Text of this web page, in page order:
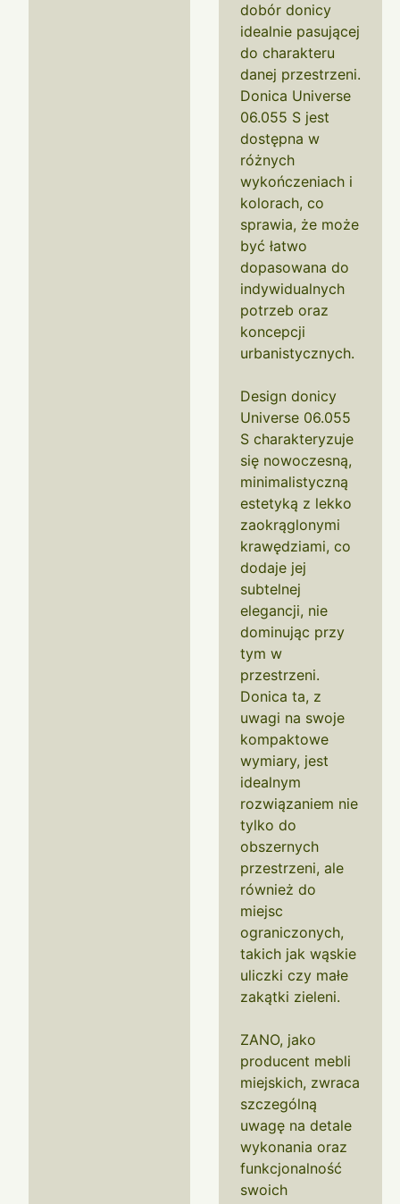
dobór donicy
idealnie pasującej
do charakteru
danej przestrzeni.
Donica Universe
06.055 S jest
dostępna w
różnych
wykończeniach i
kolorach, co
sprawia, że może
być łatwo
dopasowana do
indywidualnych
potrzeb oraz
koncepcji
urbanistycznych.
Design donicy
Universe 06.055
S charakteryzuje
się nowoczesną,
minimalistyczną
estetyką z lekko
zaokrąglonymi
krawędziami, co
dodaje jej
subtelnej
elegancji, nie
dominując przy
tym w
przestrzeni.
Donica ta, z
uwagi na swoje
kompaktowe
wymiary, jest
idealnym
rozwiązaniem nie
tylko do
obszernych
przestrzeni, ale
również do
miejsc
ograniczonych,
takich jak wąskie
uliczki czy małe
zakątki zieleni.
ZANO, jako
producent mebli
miejskich, zwraca
szczególną
uwagę na detale
wykonania oraz
funkcjonalność
swoich